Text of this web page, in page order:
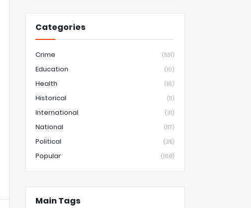
Categories
Crime (531)
Education (10)
Health (16)
Historical (11)
International (31)
National (117)
Political (35)
Popular (168)
Main Tags